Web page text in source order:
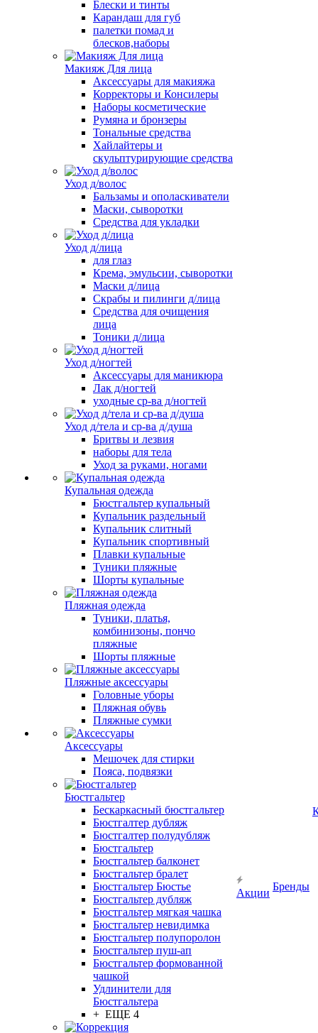
Блески и тинты
Карандаш для губ
палетки помад и
блесков,наборы
Макияж Для лица
Аксессуары для макияжа
Корректоры и Консилеры
Наборы косметические
Румяна и бронзеры
Тональные средства
Хайлайтеры и
скульптурирующие средства
Уход д/волос
Бальзамы и ополаскиватели
Маски, сыворотки
Средства для укладки
Уход д/лица
для глаз
Крема, эмульсии, сыворотки
Маски д/лица
Скрабы и пилинги д/лица
Средства для очищения
лица
Тоники д/лица
Уход д/ногтей
Аксессуары для маникюра
Лак д/ногтей
уходные ср-ва д/ногтей
Уход д/тела и ср-ва д/душа
Бритвы и лезвия
наборы для тела
Уход за руками, ногами
Купальная одежда
Бюстгальтер купальный
Купальник раздельный
Купальник слитный
Купальник спортивный
Плавки купальные
Туники пляжные
Шорты купальные
Пляжная одежда
Туники, платья,
комбинизоны, пончо
пляжные
Шорты пляжные
Пляжные аксессуары
Головные уборы
Пляжная обувь
Пляжные сумки
Аксессуары
Мешочек для стирки
Пояса, подвязки
Бюстгальтер
Бескаркасный бюстгальтер
Бюстгалтер дубляж
Бюстгалтер полудубляж
Бюстгальтер
Бюстгальтер балконет
Бюстгальтер бралет
Бюстгальтер Бюстье
Бюстгальтер дубляж
Бюстгальтер мягкая чашка
Бюстгальтер невидимка
Бюстгальтер полупоролон
Бюстгальтер пуш-ап
Бюстгальтер формованной
чашкой
Удлинители для
Бюстгальтера
+ ЕЩЕ 4
Акции
Бренды